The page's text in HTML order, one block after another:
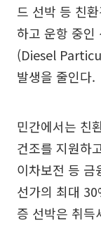
드 선박 등 친
하고 운항 중인
(Diesel
발생을 줄인다.
민간에서는 친
건조를 지원하
이차보전 등 금
선가의 최대
증 선박은 취